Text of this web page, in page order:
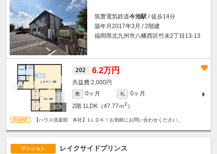
筑豊電気鉄道今池駅 / 徒歩14分
築年月2017年3月 / 2階建
福岡県北九州市八幡西区竹末2丁目13-13
202 6.2万円
2,000円
敷 0ヶ月 礼
0ヶ月
2階 1LDK（47.77ｍ2 ）
【ハウス倶楽部 本社】1ＬＤＫ！お気軽にお問い合わせください。
マンション レイクサイドプリンス